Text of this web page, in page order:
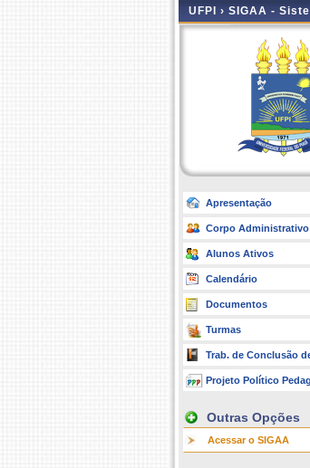
UFPI › SIGAA -
Apresentação
Corpo Administrativo
Alunos Ativos
Calendário
Documentos
Turmas
Trab. de Conclusão
Projeto Político
Outras Opções
Acessar o SIGAA